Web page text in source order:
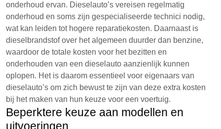
onderhoud ervan. Dieselauto’s vereisen regelmatig
onderhoud en soms zijn gespecialiseerde technici nodig,
wat kan leiden tot hogere reparatiekosten. Daarnaast is
dieselbrandstof over het algemeen duurder dan benzine,
waardoor de totale kosten voor het bezitten en
onderhouden van een dieselauto aanzienlijk kunnen
oplopen. Het is daarom essentieel voor eigenaars van
dieselauto’s om zich bewust te zijn van deze extra kosten
bij het maken van hun keuze voor een voertuig.
Beperktere keuze aan modellen en
uitvoeringen